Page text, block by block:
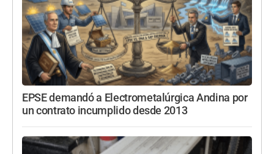
EPSE demandó a Electrometalúrgica Andina por
un contrato incumplido desde 2013